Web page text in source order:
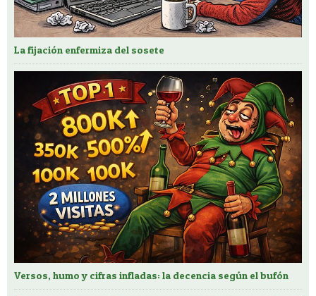
La fijación enfermiza del sosete
Versos, humo y cifras infladas: la decencia según el bufón